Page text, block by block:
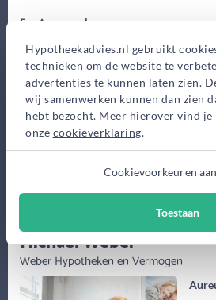
Hypotheekadvies.nl gebruikt
technieken om de website te
advertenties te kunnen laten zien.
wij samenwerken kunnen dan zien
hebt bezocht. Meer hierover vind je
onze cookieverklaring.
Cookievoorkeuren
Toestaan
Eerste gesprek
Advieskosten
2.500,-
Maak gratis
Meer
Michael Weber
Weber Hypotheken en Vermogen